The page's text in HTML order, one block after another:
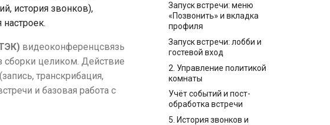
Запуск встречи: меню
«Позвонить» и вкладка
профиля
Запуск встречи: лобби и
гостевой вход
2. Управление политикой
комнаты
Учёт событий и пост-
обработка встречи
5. История звонков и
история звонков),
видеоконференцсвязь
сборки целиком. Действие
транскрибация,
и базовая работа с